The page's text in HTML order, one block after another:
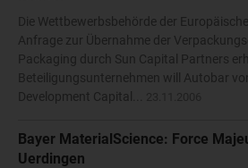
Die Wettbewerbsbehörde der
Anfrage zur Übernahme der
Packaging durch Sun Capital Partners
Beteiligungsunternehmen will Autobar
Development Capital...
Bayer MaterialScience: Force
Uerdingen